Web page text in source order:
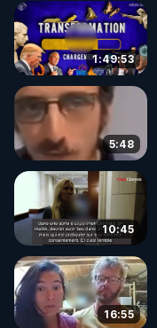
http://rgnr.li/
🌱 LA
Pour ne pas rater
http://rgnr.li/news
🌱 VIDÉOS NON
Toutes les vidéos
http://rgnr.li/odysee
🌱 LES STAGES
http://rgnr.li/stages
1:49:53
5:48
10:45
16:55